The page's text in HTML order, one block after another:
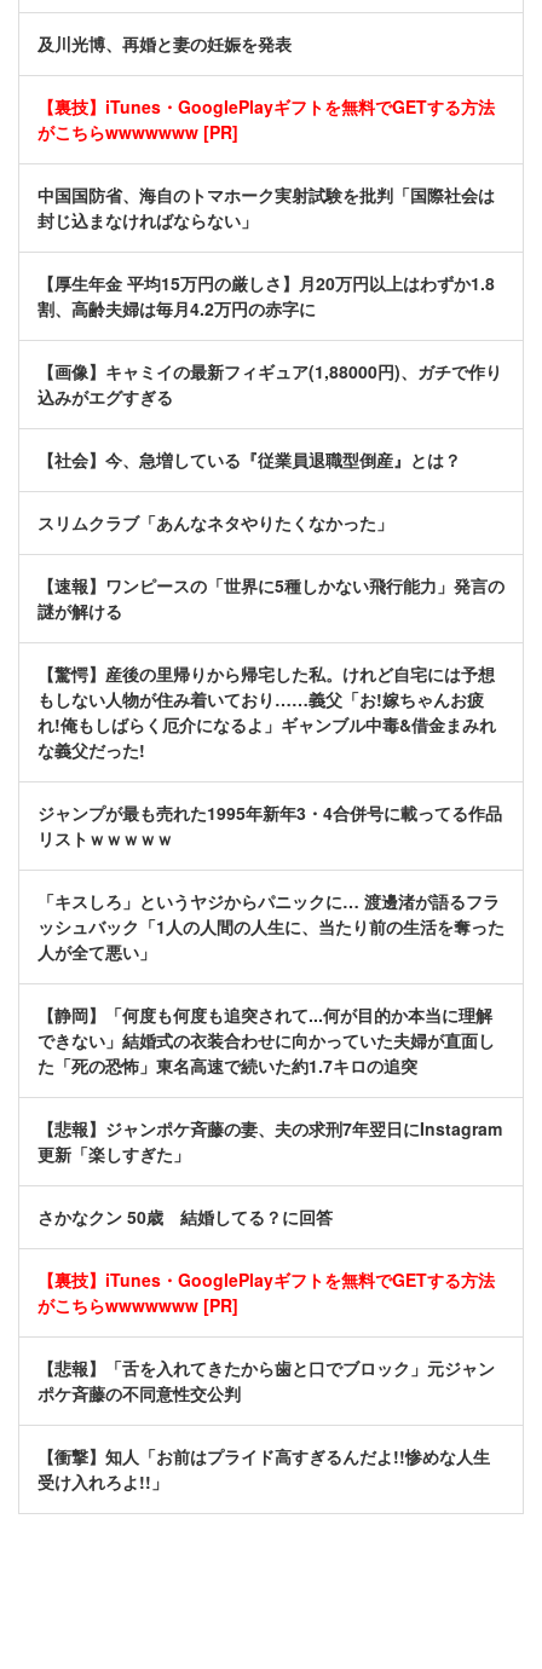
及川光博、再婚と妻の妊娠を発表
【裏技】iTunes・GooglePlayギフトを無料でGETする方法
がこちらwwwwwww [PR]
中国国防省、海自のトマホーク実射試験を批判「国際社会は
封じ込まなければならない」
【厚生年金 平均15万円の厳しさ】月20万円以上はわずか1.8
割、高齢夫婦は毎月4.2万円の赤字に
【画像】キャミイの最新フィギュア(1,88000円)、ガチで作り
込みがエグすぎる
【社会】今、急増している『従業員退職型倒産』とは？
スリムクラブ「あんなネタやりたくなかった」
【速報】ワンピースの「世界に5種しかない飛行能力」発言の
謎が解ける
【驚愕】産後の里帰りから帰宅した私。けれど自宅には予想
もしない人物が住み着いており……義父「お!嫁ちゃんお疲
れ!俺もしばらく厄介になるよ」ギャンブル中毒&借金まみれ
な義父だった!
ジャンプが最も売れた1995年新年3・4合併号に載ってる作品
リストｗｗｗｗｗ
「キスしろ」というヤジからパニックに… 渡邊渚が語るフラ
ッシュバック「1人の人間の人生に、当たり前の生活を奪った
人が全て悪い」
【静岡】「何度も何度も追突されて...何が目的か本当に理解
できない」結婚式の衣装合わせに向かっていた夫婦が直面し
た「死の恐怖」東名高速で続いた約1.7キロの追突
【悲報】ジャンポケ斉藤の妻、夫の求刑7年翌日にInstagram
更新「楽しすぎた」
さかなクン 50歳 結婚してる？に回答
【裏技】iTunes・GooglePlayギフトを無料でGETする方法
がこちらwwwwwww [PR]
【悲報】「舌を入れてきたから歯と口でブロック」元ジャン
ポケ斉藤の不同意性交公判
【衝撃】知人「お前はプライド高すぎるんだよ!!惨めな人生
受け入れろよ!!」